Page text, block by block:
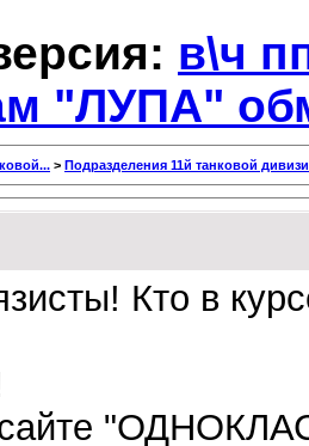
в\ч
"ЛУПА"
> Подразделения 11й танковой
Кто в
сайте